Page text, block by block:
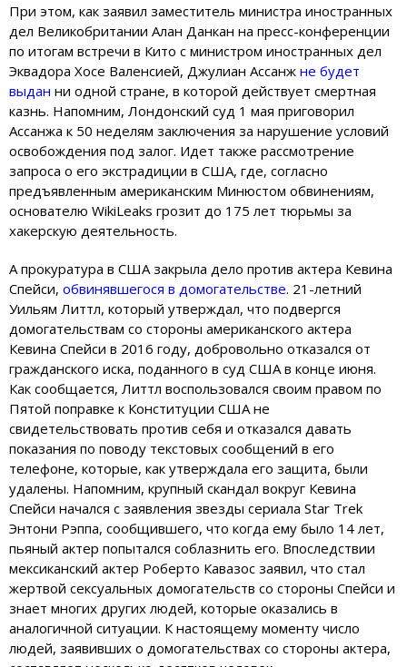
При этом, как заявил заместитель министра иностранных
дел Великобритании Алан Данкан на пресс-конференции
по итогам встречи в Кито с министром иностранных дел
Эквадора Хосе Валенсией, Джулиан Ассанж не будет
выдан ни одной стране, в которой действует смертная
казнь. Напомним, Лондонский суд 1 мая приговорил
Ассанжа к 50 неделям заключения за нарушение условий
освобождения под залог. Идет также рассмотрение
запроса о его экстрадиции в США, где, согласно
предъявленным американским Минюстом обвинениям,
основателю WikiLeaks грозит до 175 лет тюрьмы за
хакерскую деятельность.
А прокуратура в США закрыла дело против актера Кевина
Спейси, обвинявшегося в домогательстве. 21-летний
Уильям Литтл, который утверждал, что подвергся
домогательствам со стороны американского актера
Кевина Спейси в 2016 году, добровольно отказался от
гражданского иска, поданного в суд США в конце июня.
Как сообщается, Литтл воспользовался своим правом по
Пятой поправке к Конституции США не
свидетельствовать против себя и отказался давать
показания по поводу текстовых сообщений в его
телефоне, которые, как утверждала его защита, были
удалены. Напомним, крупный скандал вокруг Кевина
Спейси начался с заявления звезды сериала Star Trek
Энтони Рэппа, сообщившего, что когда ему было 14 лет,
пьяный актер попытался соблазнить его. Впоследствии
мексиканский актер Роберто Кавазос заявил, что стал
жертвой сексуальных домогательств со стороны Спейси и
знает многих других людей, которые оказались в
аналогичной ситуации. К настоящему моменту число
людей, заявивших о домогательствах со стороны актера,